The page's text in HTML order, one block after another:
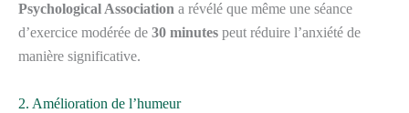
Psychological Association a révélé que même une séance
d’exercice modérée de 30 minutes peut réduire l’anxiété de
manière significative.
2. Amélioration de l’humeur